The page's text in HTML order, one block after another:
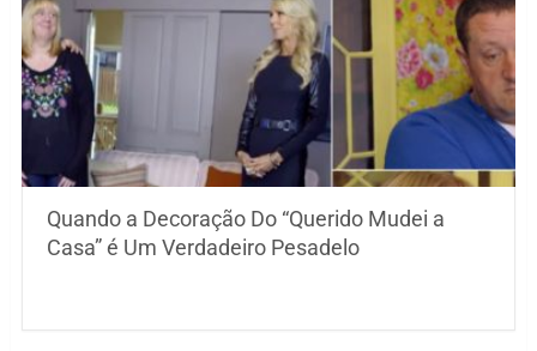
Quando a Decoração Do “Querido Mudei a
Casa” é Um Verdadeiro Pesadelo